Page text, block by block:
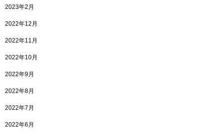
2023年2月
2022年12月
2022年11月
2022年10月
2022年9月
2022年8月
2022年7月
2022年6月